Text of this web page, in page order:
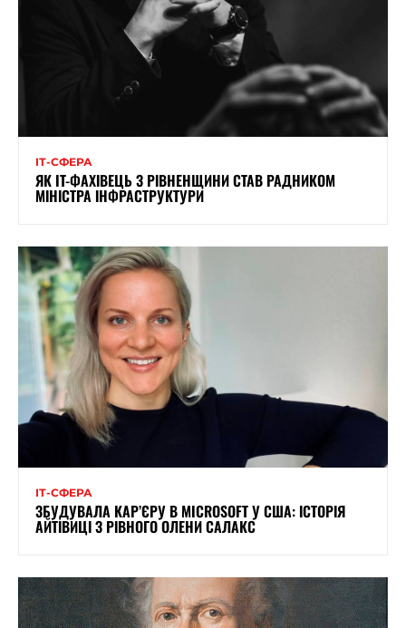
ІТ-СФЕРА
ЯК IT-ФАХІВЕЦЬ З РІВНЕНЩИНИ СТАВ РАДНИКОМ
МІНІСТРА ІНФРАСТРУКТУРИ
ІТ-СФЕРА
ЗБУДУВАЛА КАР’ЄРУ В MICROSOFT У США: ІСТОРІЯ
АЙТІВИЦІ З РІВНОГО ОЛЕНИ САЛАКС